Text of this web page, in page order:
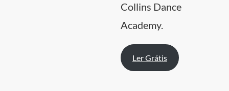
Collins Dance
Academy.
Ler Grátis